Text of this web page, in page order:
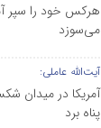
هرکس خود را سپر
می‌سوزد
آیت‌الله عاملی:
آمریکا در میدان
پناه برد